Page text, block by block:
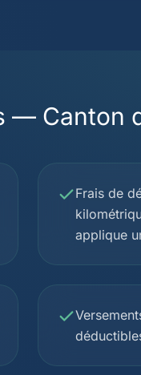
— Canton
Frais de
applique